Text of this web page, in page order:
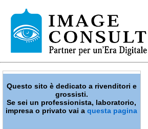
Questo sito è dedicato a rivenditori e
grossisti.
Se sei un professionista, laboratorio,
impresa o privato vai aquesta pagina